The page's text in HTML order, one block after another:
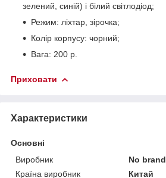
зелений, синій) і білий світлодіод;
Режим: ліхтар, зірочка;
Колір корпусу: чорний;
Вага: 200 р.
Приховати
Характеристики
Основні
Виробник
No brand
Країна виробник
Китай